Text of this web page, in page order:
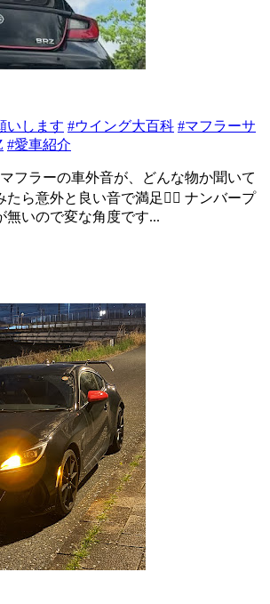
いします #ウイング大百科 #マフラーサ
#愛車紹介
フラーの車外音が、どんな物か聞いて
たら意外と良い音で満足🙆‍♀️ ナンバープ
無いので変な角度です...